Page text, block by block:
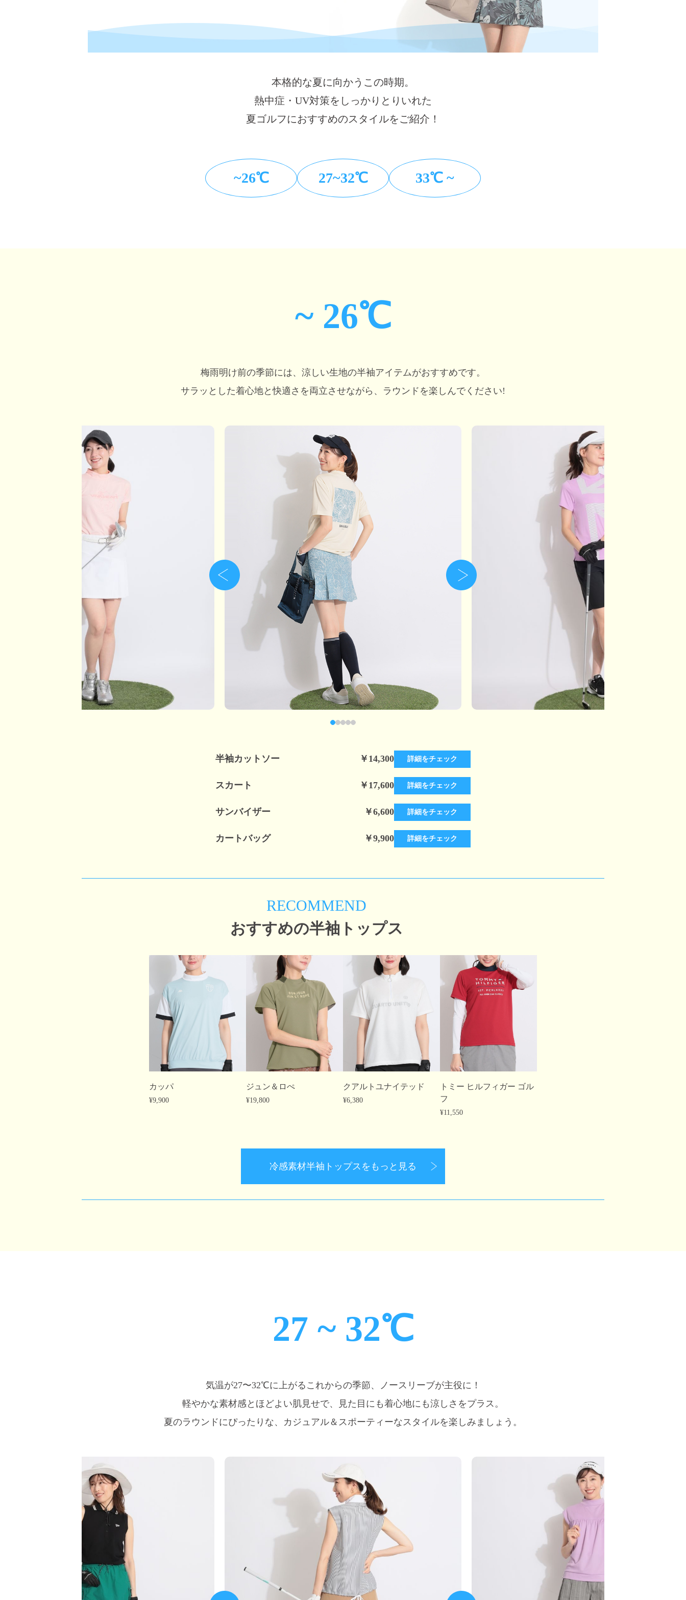
本格的な夏に向かうこの時期。
熱中症・UV対策をしっかりとりいれた
夏ゴルフにおすすめのスタイルをご紹介！
~26℃ 27~32℃ 33℃ ~
~ 26℃
梅雨明け前の季節には、 涼しい生地の半袖アイテムがおすすめです。
サラッとした着心地と快適さを両立させながら、 ラウンドを楽しんでください!
半袖カットソー ￥14,300 詳細をチェック
スカート ￥17,600 詳細をチェック
サンバイザー ￥6,600 詳細をチェック
カートバッグ ￥9,900 詳細をチェック
RECOMMEND
おすすめの半袖トップス
カッパ
¥9,900
ジュン＆ロぺ
¥19,800
クアルトユナイテッド
¥6,380
トミー ヒルフィガー ゴル
フ
¥11,550
冷感素材半袖トップスを もっと見る
27 ~ 32℃
気温が27〜32℃に上がるこれからの季節、
ノースリーブが主役に！
軽やかな素材感とほどよい肌見せで、
見た目にも着心地にも涼しさをプラス。
夏のラウンドにぴったりな、 カジュアル＆スポーティーな スタイルを楽しみましょう。